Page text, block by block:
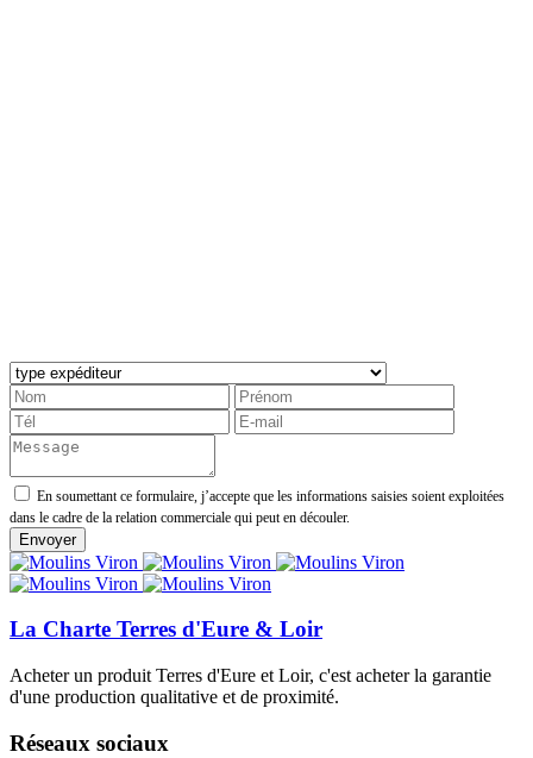
En soumettant ce formulaire, j’accepte que les informations saisies soient exploitées
dans le cadre de la relation commerciale qui peut en découler.
La Charte Terres d'Eure & Loir
Acheter un produit Terres d'Eure et Loir, c'est acheter la garantie
d'une production qualitative et de proximité.
Réseaux sociaux